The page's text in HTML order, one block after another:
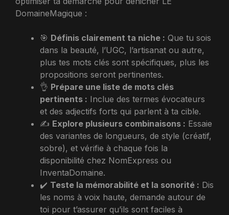
DomaineMagique :
🎯 Définis clairement ta niche : Que tu sois
dans la beauté, l’UGC, l’artisanat ou autre,
plus tes mots clés sont spécifiques, plus les
propositions seront pertinentes.
👌 Prépare une liste de mots clés
pertinents : Inclue des termes évocateurs
et des adjectifs forts qui parlent à ta cible.
✍️ Explore plusieurs combinaisons : Essaie
des variantes de longueurs, de style (créatif,
sobre), et vérifie à chaque fois la
disponibilité chez NomExpress ou
InventaDomaine.
✔️ Teste la mémorabilité et la sonorité : Dis
les noms à voix haute, demande autour de
toi pour t’assurer qu’ils sont faciles à